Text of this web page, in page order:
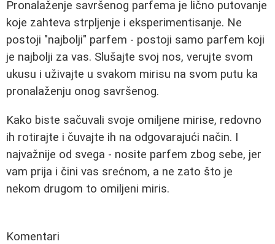
Pronalaženje savršenog parfema je lično putovanje
koje zahteva strpljenje i eksperimentisanje. Ne
postoji "najbolji" parfem - postoji samo parfem koji
je najbolji za vas. Slušajte svoj nos, verujte svom
ukusu i uživajte u svakom mirisu na svom putu ka
pronalaženju onog savršenog.
Kako biste sačuvali svoje omiljene mirise, redovno
ih rotirajte i čuvajte ih na odgovarajući način. I
najvažnije od svega - nosite parfem zbog sebe, jer
vam prija i čini vas srećnom, a ne zato što je
nekom drugom to omiljeni miris.
Komentari